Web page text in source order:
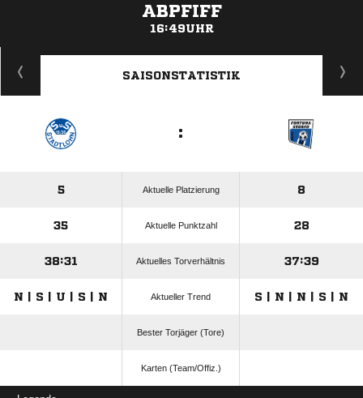
ABPFIFF
16:49UHR
ANZEIGE
SAISONSTATISTIK
:
5 Aktuelle Platzierung 8
35 Aktuelle Punktzahl 28
38:31 Aktuelles Torverhältnis 37:39
N | S | U | S | N Aktueller Trend S | N | N | S | N
Bester Torjäger (Tore)
Karten (Team/Offiz.)